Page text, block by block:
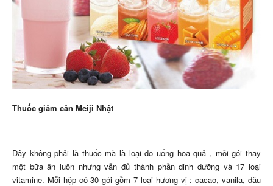
Thuốc giảm cân Meiji Nhật
Đây không phải là thuốc mà là loại đồ uống hoa quả , mỗi gói thay
một bữa ăn luôn nhưng vẫn đủ thành phần dinh dưỡng và 17 loại
vitamine. Mỗi hộp có 30 gói gồm 7 loại hương vị : cacao, vanila, dâu